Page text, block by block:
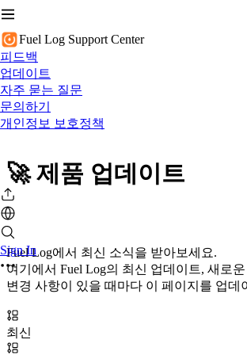
Fuel Log Support Center
피드백
업데이트
자주 묻는 질문
문의하기
개인정보 보호정책
Sign In
🚀 제품 업데이트
Fuel Log에서 최신 소식을 받아보세요.
여기에서 Fuel Log의 최신 업데이트, 새로
변경 사항이 있을 때마다 이 페이지를 업데
최신